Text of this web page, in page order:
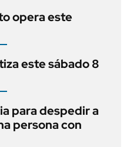
opera este
este sábado 8
para despedir a
persona con